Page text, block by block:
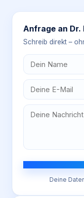
Anfrage an Dr.
Schreib direkt –
Deine